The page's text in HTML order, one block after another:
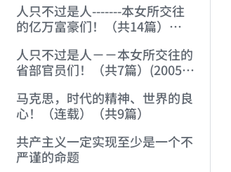
人只不过是人-------本女所交往
的亿万富豪们！（共14篇）
人只不过是人－－本女所交往的
省部官员们！（共7篇）(2005-
马克思，时代的精神、世界的良
心！（连载）（共9篇）
共产主义一定实现至少是一个不
严谨的命题